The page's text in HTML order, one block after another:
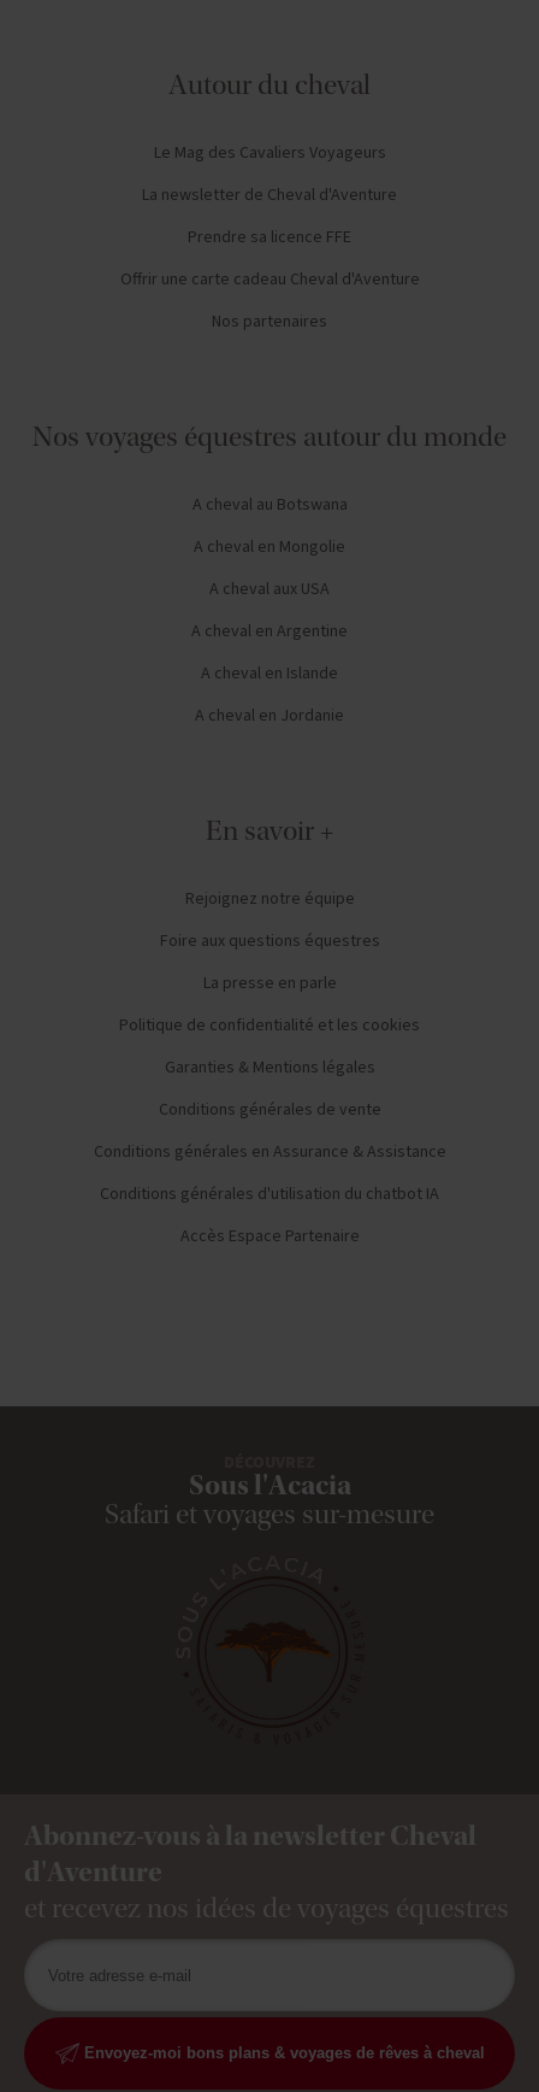
Autour du cheval
Le Mag des Cavaliers Voyageurs
La newsletter de Cheval d'Aventure
Prendre sa licence FFE
Offrir une carte cadeau Cheval d'Aventure
Nos partenaires
Nos voyages équestres autour du monde
A cheval au Botswana
A cheval en Mongolie
A cheval aux USA
A cheval en Argentine
A cheval en Islande
A cheval en Jordanie
En savoir +
Rejoignez notre équipe
Foire aux questions équestres
La presse en parle
Politique de confidentialité et les cookies
Garanties & Mentions légales
Conditions générales de vente
Conditions générales en Assurance & Assistance
Conditions générales d'utilisation du chatbot IA
Accès Espace Partenaire
Sous l'Acacia
Safari et voyages sur-mesure
Abonnez-vous à la newsletter Cheval
d'Aventure
et recevez nos idées de voyages équestres
Envoyez-moi bons plans & voyages de rêves à cheval